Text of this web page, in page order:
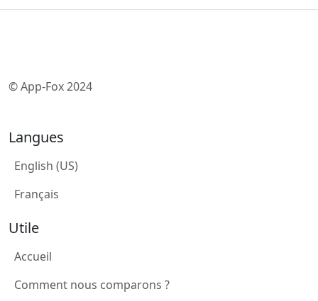
© App-Fox 2024
Langues
English (US)
Français
Utile
Accueil
Comment nous comparons ?